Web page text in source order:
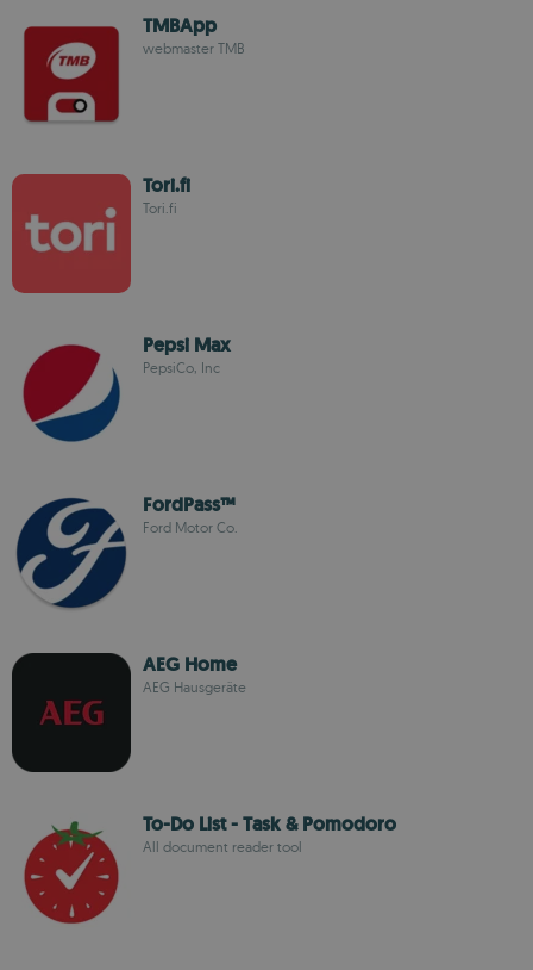
TMBApp
webmaster TMB
Tori.fi
Tori.fi
Pepsi Max
PepsiCo, Inc
FordPass™
Ford Motor Co.
AEG Home
AEG Hausgeräte
To-Do List - Task & Pomodoro
All document reader tool